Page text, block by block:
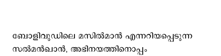
ബോളിവുഡിലെ മസില്‍മാന്‍ എന്നറിയപ്പെടുന്ന
സല്‍മന്‍ഖാന്‍, അഭിനയത്തിനൊപ്പം